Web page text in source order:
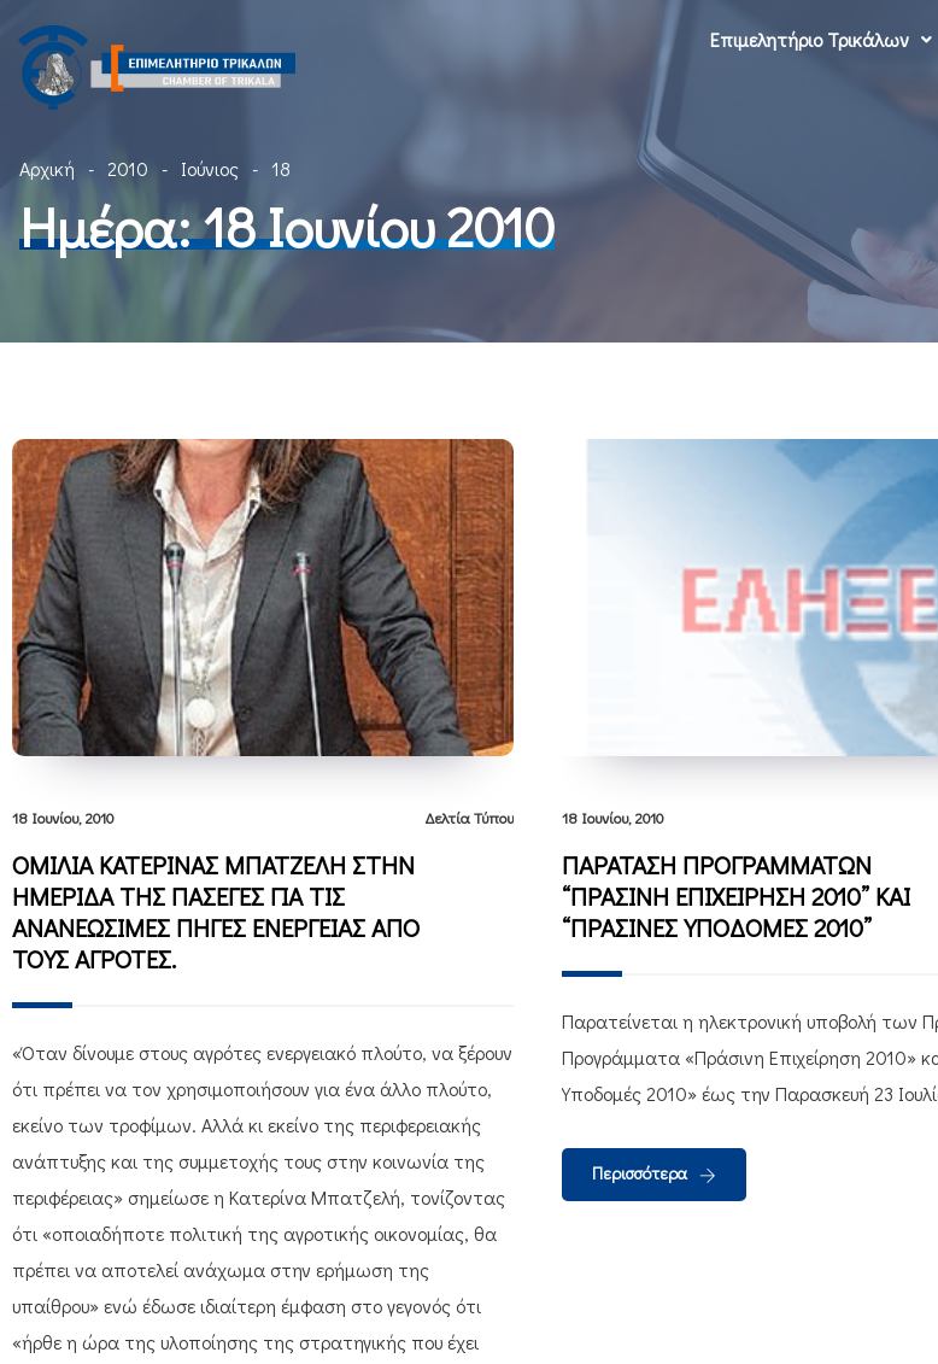
Επιμελητήριο Τρικάλων
Αρχική 2010 Ιούνιος 18
Ημέρα:18 Ιουνίου 2010
18 Ιουνίου, 2010 Δελτία Τύπου
ΟΜΙΛΙΑ ΚΑΤΕΡΙΝΑΣ ΜΠΑΤΖΕΛΗ ΣΤΗΝ
ΗΜΕΡΙΔΑ ΤΗΣ ΠΑΣΕΓΕΣ ΓΙΑ ΤΙΣ
ΑΝΑΝΕΩΣΙΜΕΣ ΠΗΓΕΣ ΕΝΕΡΓΕΙΑΣ ΑΠΟ
ΤΟΥΣ ΑΓΡΟΤΕΣ.
«Όταν δίνουμε στους αγρότες ενεργειακό πλούτο, να ξέρουν
ότι πρέπει να τον χρησιμοποιήσουν για ένα άλλο πλούτο,
εκείνο των τροφίμων. Αλλά κι εκείνο της περιφερειακής
ανάπτυξης και της συμμετοχής τους στην κοινωνία της
περιφέρειας» σημείωσε η Κατερίνα Μπατζελή, τονίζοντας
ότι «οποιαδήποτε πολιτική της αγροτικής οικονομίας, θα
πρέπει να αποτελεί ανάχωμα στην ερήμωση της
υπαίθρου» ενώ έδωσε ιδιαίτερη έμφαση στο γεγονός ότι
«ήρθε η ώρα της υλοποίησης της στρατηγικής που έχει
18 Ιουνίου, 2010
ΠΑΡΑΤΑΣΗ ΠΡΟΓΡΑΜΜΑΤΩΝ
“ΠΡΑΣΙΝΗ ΕΠΙΧΕΙΡΗΣΗ 2010” ΚΑΙ
“ΠΡΑΣΙΝΕΣ ΥΠΟΔΟΜΕΣ 2010”
Παρατείνεται η ηλεκτρονική υποβολή των
Προγράμματα «Πράσινη Επιχείρηση 2010»
Υποδομές 2010» έως την Παρασκευή 23
Περισσότερα